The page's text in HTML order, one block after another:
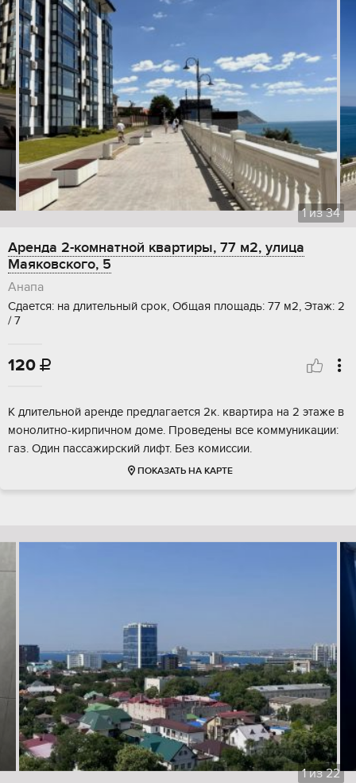
1 из34
Аренда 2-комнатной квартиры, 77 м2, улица
Маяковского, 5
Анапа
Сдается: на длительный срок, Общая площадь: 77 м2, Этаж: 2
/ 7
120 
К длительной аренде предлагается 2к. квартира на 2 этаже в
монолитно-кирпичном доме. Проведены все коммуникации:
газ. Один пассажирский лифт. Без комиссии.
ПОКАЗАТЬ НА КАРТЕ
1из22